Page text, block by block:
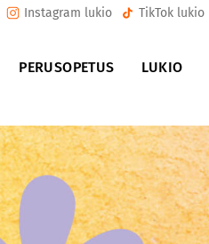
Instagram lukio TikTok lukio
PERUSOPETUS LUKIO